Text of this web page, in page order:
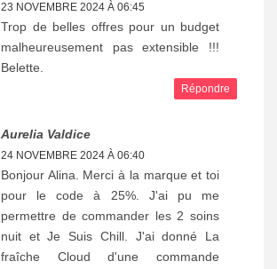
23 NOVEMBRE 2024 À 06:45
Trop de belles offres pour un budget
malheureusement pas extensible !!!
Belette.
Répondre
Aurelia Valdice
24 NOVEMBRE 2024 À 06:40
Bonjour Alina. Merci à la marque et toi
pour le code à 25%. J'ai pu me
permettre de commander les 2 soins
nuit et Je Suis Chill. J'ai donné La
fraîche Cloud d'une commande